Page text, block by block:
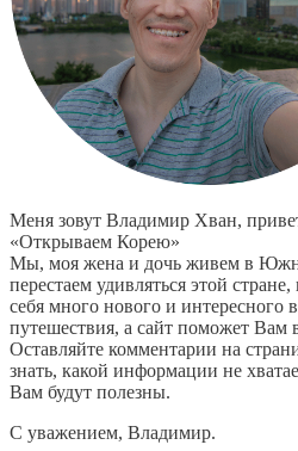
Меня зовут Владимир Хван,
«Открываем Корею»
Мы, моя жена и дочь живем в
перестаем удивляться этой
себя много нового и интересного
путешествия, а сайт поможет Вам
Оставляйте комментарии на
знать, какой информации не
Вам будут полезны.
С уважением, Владимир.